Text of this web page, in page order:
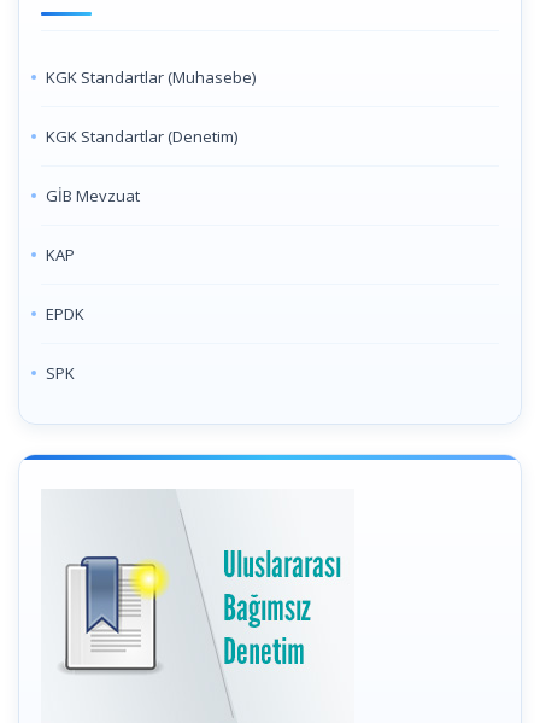
KGK Standartlar (Muhasebe)
KGK Standartlar (Denetim)
GİB Mevzuat
KAP
EPDK
SPK